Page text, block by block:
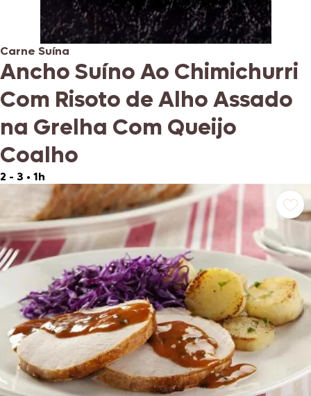
Carne Suína
Ancho Suíno Ao Chimichurri
Com Risoto de Alho Assado
na Grelha Com Queijo
Coalho
2 - 3 • 1h